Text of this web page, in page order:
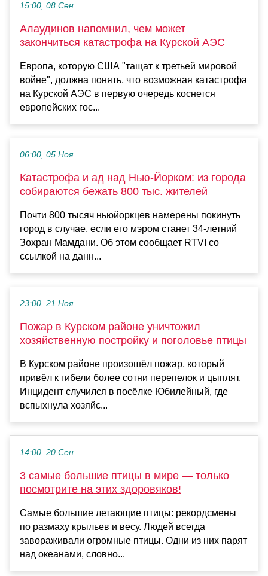
15:00, 08 Сен
Алаудинов напомнил, чем может
закончиться катастрофа на Курской АЭС
Европа, которую США "тащат к третьей мировой
войне", должна понять, что возможная катастрофа
на Курской АЭС в первую очередь коснется
европейских гос...
06:00, 05 Ноя
Катастрофа и ад над Нью-Йорком: из города
собираются бежать 800 тыс. жителей
Почти 800 тысяч ньюйоркцев намерены покинуть
город в случае, если его мэром станет 34-летний
Зохран Мамдани. Об этом сообщает RTVI со
ссылкой на данн...
23:00, 21 Ноя
Пожар в Курском районе уничтожил
хозяйственную постройку и поголовье птицы
В Курском районе произошёл пожар, который
привёл к гибели более сотни перепелок и цыплят.
Инцидент случился в посёлке Юбилейный, где
вспыхнула хозяйс...
14:00, 20 Сен
3 самые большие птицы в мире — только
посмотрите на этих здоровяков!
Самые большие летающие птицы: рекордсмены
по размаху крыльев и весу. Людей всегда
завораживали огромные птицы. Одни из них парят
над океанами, словно...